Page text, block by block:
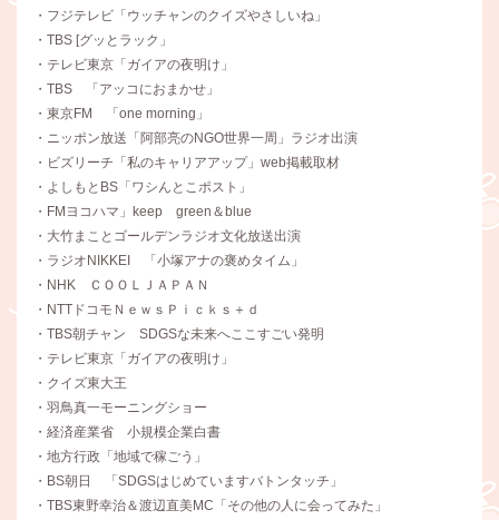
・フジテレビ「ウッチャンのクイズやさしいね」
・TBS [グッとラック」
・テレビ東京「ガイアの夜明け」
・TBS 「アッコにおまかせ」
・東京FM 「one morning」
・ニッポン放送「阿部亮のNGO世界一周」ラジオ出演
・ビズリーチ「私のキャリアアップ」web掲載取材
・よしもとBS「ワシんとこポスト」
・FMヨコハマ」keep green＆blue
・大竹まことゴールデンラジオ文化放送出演
・ラジオNIKKEI 「小塚アナの褒めタイム」
・NHK ＣＯＯＬＪＡＰＡＮ
・NTTドコモＮｅｗｓＰｉｃｋｓ＋ｄ
・TBS朝チャン SDGSな未来へここすごい発明
・テレビ東京「ガイアの夜明け」
・クイズ東大王
・羽鳥真一モーニングショー
・経済産業省 小規模企業白書
・地方行政「地域で稼ごう」
・BS朝日 「SDGSはじめていますバトンタッチ」
・TBS東野幸治＆渡辺直美MC「その他の人に会ってみた」